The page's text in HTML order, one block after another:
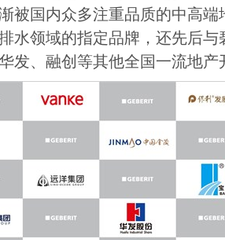
被国内众多注重品质的中高
水领域的指定品牌，还先后
发、融创等其他全国一流地